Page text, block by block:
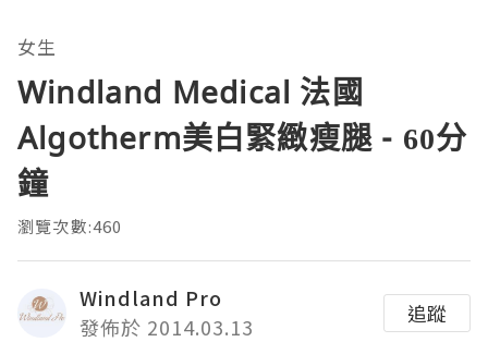
女生
Windland Medical 法國
Algotherm美白緊緻瘦腿 - 60分
鐘
瀏覽次數:460
Windland Pro
發佈於 2014.03.13
追蹤